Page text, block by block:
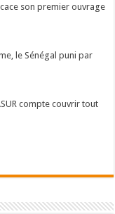
son premier ouvrage
le Sénégal puni par
compte couvrir tout